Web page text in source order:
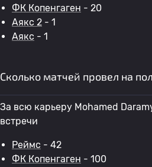
ФК Копенгаген - 20
Аякс 2 - 1
Аякс - 1
Сколько матчей провел на
За всю карьеру Mohamed
встречи
Реймс - 42
ФК Копенгаген - 100